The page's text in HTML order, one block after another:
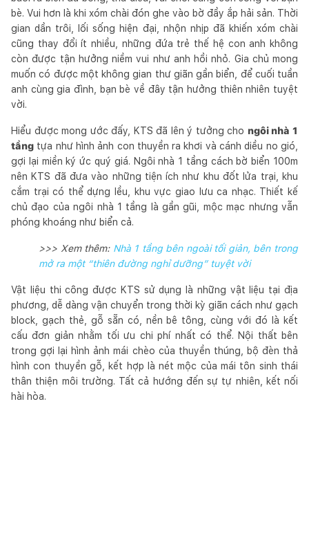
bè. Vui hơn là khi xóm chài đón ghe vào bờ đầy ắp hải sản. Thời
gian dần trôi, lối sống hiện đại, nhộn nhịp đã khiến xóm chài
cũng thay đổi ít nhiều, những đứa trẻ thế hệ con anh không
còn được tận hưởng niềm vui như anh hồi nhỏ. Gia chủ mong
muốn có được một không gian thư giãn gần biển, để cuối tuần
anh cùng gia đình, bạn bè về đây tận hưởng thiên nhiên tuyệt
vời.
Hiểu được mong ước đấy, KTS đã lên ý tưởng cho ngôi nhà 1
tầng tựa như hình ảnh con thuyền ra khơi và cánh diều no gió,
gợi lại miền ký ức quý giá. Ngôi nhà 1 tầng cách bờ biển 100m
nên KTS đã đưa vào những tiện ích như khu đốt lửa trại, khu
cắm trại có thể dựng lều, khu vực giao lưu ca nhạc. Thiết kế
chủ đạo của ngôi nhà 1 tầng là gần gũi, mộc mạc nhưng vẫn
phóng khoáng như biển cả.
>>> Xem thêm: Nhà 1 tầng bên ngoài tối giản, bên trong
mở ra một “thiên đường nghỉ dưỡng” tuyệt vời
Vật liệu thi công được KTS sử dụng là những vật liệu tại địa
phương, dễ dàng vận chuyển trong thời kỳ giãn cách như gạch
block, gạch thẻ, gỗ sẵn có, nền bê tông, cùng với đó là kết
cấu đơn giản nhằm tối ưu chi phí nhất có thể. Nội thất bên
trong gợi lại hình ảnh mái chèo của thuyền thúng, bộ đèn thả
hình con thuyền gỗ, kết hợp là nét mộc của mái tôn sinh thái
thân thiện môi trường. Tất cả hướng đến sự tự nhiên, kết nối
hài hòa.